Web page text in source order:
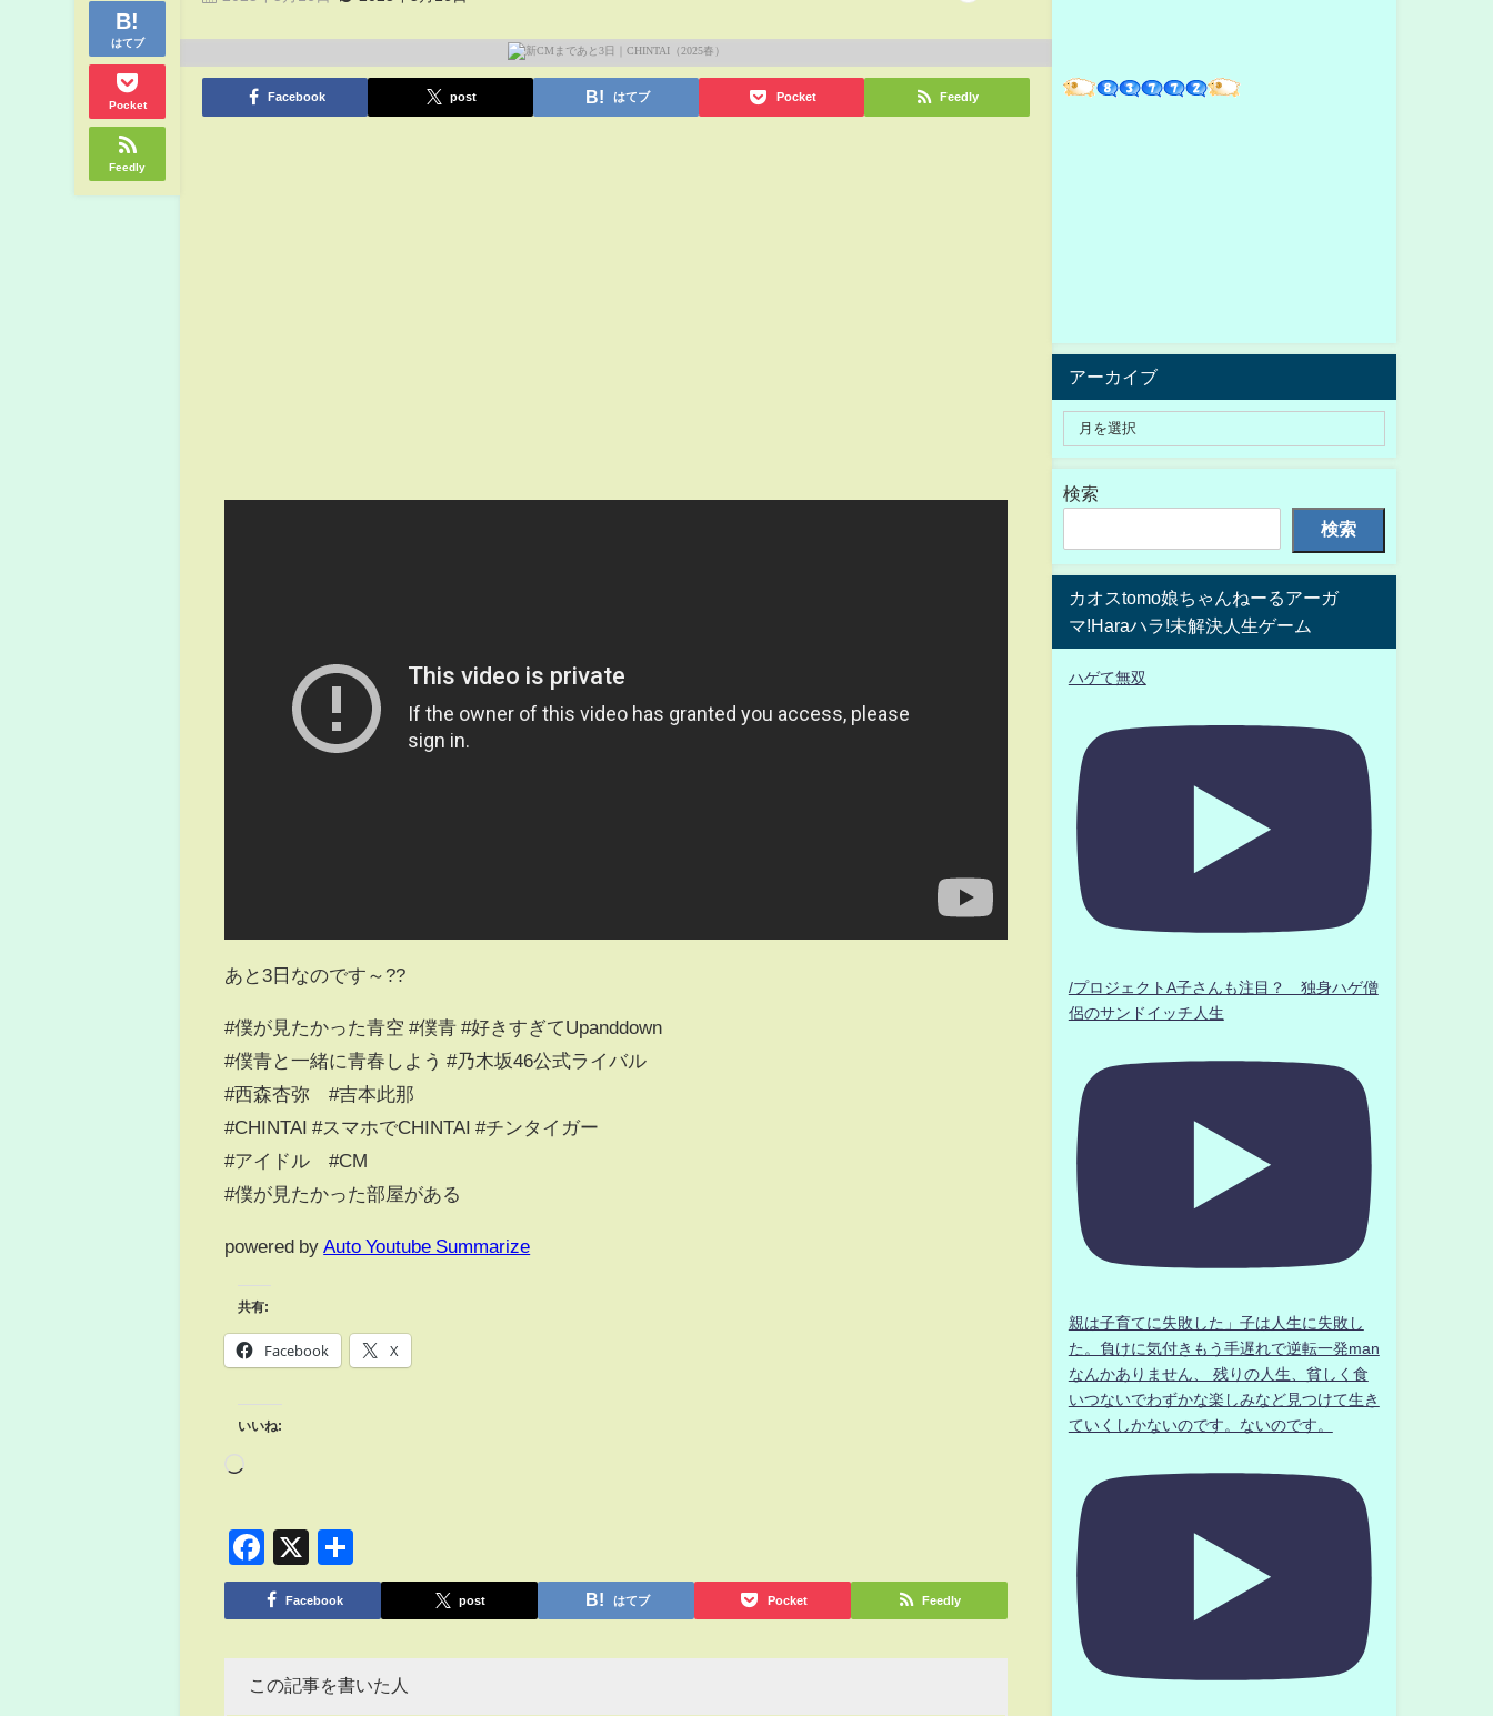
はてブ
Pocket
Feedly
Facebook post はてブ Pocket Feedly
あと3日なのです～??
#僕が見たかった青空 #僕青 #好きすぎてUpanddown
#僕青と一緒に青春しよう #乃木坂46公式ライバル
#西森杏弥 #吉本此那
#CHINTAI #スマホでCHINTAI #チンタイガー
#アイドル #CM
#僕が見たかった部屋がある
powered by Auto Youtube Summarize
共有:
Facebook X
いいね:
Facebook
X
有
Facebook post はてブ Pocket Feedly
この記事を書いた人
アーカイブ
検索
検索
カオスtomo娘ちゃんねーるアーガ
マ!Haraハラ!未解決人生ゲーム
ハゲて無双
/プロジェクトA子さんも注目？ 独身ハゲ僧
侶のサンドイッチ人生
親は子育てに失敗した」子は人生に失敗し
た。負けに気付きもう手遅れで逆転一発man
なんかありません、 残りの人生、貧しく食
いつないでわずかな楽しみなど見つけて生き
ていくしかないのです。ないのです。